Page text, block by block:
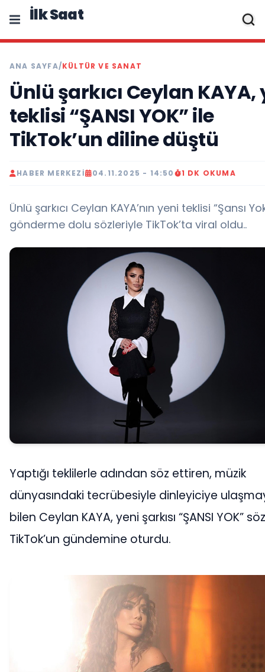
İlk Saat
ANA SAYFA/KÜLTÜR VE SANAT
Ünlü şarkıcı Ceylan KAYA,
teklisi “ŞANSI YOK” ile
TikTok’un diline düştü
HABER MERKEZI 04.11.2025 - 14:50 1 DK OKUMA
Ünlü şarkıcı Ceylan KAYA’nın yeni teklisi “Şansı
gönderme dolu sözleriyle TikTok’ta viral oldu..
Yaptığı teklilerle adından söz ettiren, müzik
dünyasındaki tecrübesiyle dinleyiciye
bilen Ceylan KAYA, yeni şarkısı “ŞANSI YOK”
TikTok’un gündemine oturdu.